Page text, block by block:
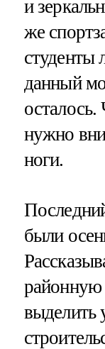
и
же
студенты
данный
нужно
ноги.
были
выделить